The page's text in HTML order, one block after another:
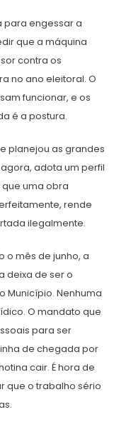
para engessar a
que a máquina
contra os
no ano eleitoral. O
funcionar, e os
é a postura.
planejou as grandes
adota um perfil
uma obra
rende
ilegalmente.
o mês de junho, a
deixa de ser o
Município. Nenhuma
O mandato que
para ser
de chegada por
cair. É hora de
que o trabalho sério